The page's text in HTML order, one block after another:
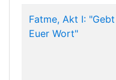
Fatme, Akt I: "Gebt
Euer Wort"